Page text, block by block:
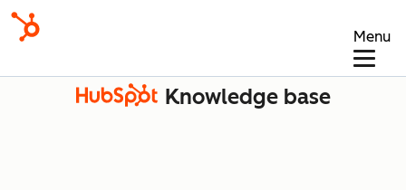
Menu
Knowledge base